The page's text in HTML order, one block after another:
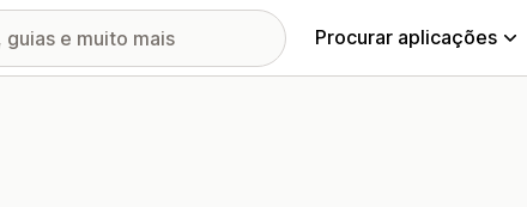
Procurar aplicações